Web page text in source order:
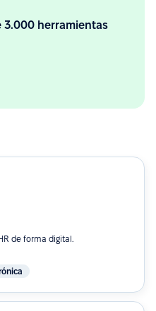
3.000 herramientas
de forma digital.